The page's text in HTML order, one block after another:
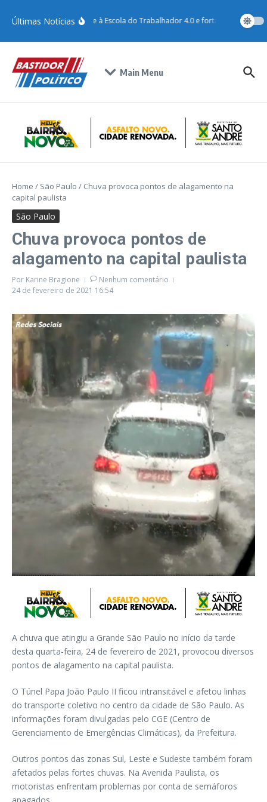
Últimas Notícias
Santo André adere à Escola do Trabalhador 4.0 e fortalece
Main Menu
Home / São Paulo / Chuva provoca pontos de alagamento na
capital paulista
São Paulo
Chuva provoca pontos de
alagamento na capital paulista
Por Karine Bragione
Nenhum comentário
24 de fevereiro de 2021 16:54
A chuva que atingiu a Grande São Paulo no início da tarde
desta quarta-feira, 24 de fevereiro de 2021, provocou diversos
pontos de alagamento na capital paulista.
O Túnel Papa João Paulo II ficou intransitável e afetou linhas
do transporte coletivo no centro da cidade de São Paulo. As
informações foram divulgadas pelo CGE (Centro de
Gerenciamento de Emergências Climáticas), da Prefeitura.
Outros pontos das zonas Sul, Leste e Sudeste também foram
afetados pelas fortes chuvas. Na Avenida Paulista, os
motoristas enfrentam problemas por conta de semáforos